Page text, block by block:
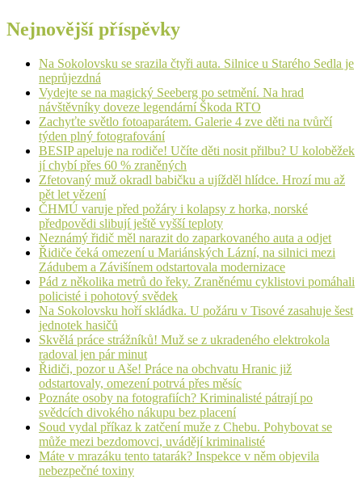
Nejnovější příspěvky
Na Sokolovsku se srazila čtyři auta. Silnice u Starého Sedla je
neprůjezdná
Vydejte se na magický Seeberg po setmění. Na hrad
návštěvníky doveze legendární Škoda RTO
Zachyťte světlo fotoaparátem. Galerie 4 zve děti na tvůrčí
týden plný fotografování
BESIP apeluje na rodiče! Učíte děti nosit přilbu? U koloběžek
jí chybí přes 60 % zraněných
Zfetovaný muž okradl babičku a ujížděl hlídce. Hrozí mu až
pět let vězení
ČHMÚ varuje před požáry i kolapsy z horka, norské
předpovědi slibují ještě vyšší teploty
Neznámý řidič měl narazit do zaparkovaného auta a odjet
Řidiče čeká omezení u Mariánských Lázní, na silnici mezi
Zádubem a Závišínem odstartovala modernizace
Pád z několika metrů do řeky. Zraněnému cyklistovi pomáhali
policisté i pohotový svědek
Na Sokolovsku hoří skládka. U požáru v Tisové zasahuje šest
jednotek hasičů
Skvělá práce strážníků! Muž se z ukradeného elektrokola
radoval jen pár minut
Řidiči, pozor u Aše! Práce na obchvatu Hranic již
odstartovaly, omezení potrvá přes měsíc
Poznáte osoby na fotografiích? Kriminalisté pátrají po
svědcích divokého nákupu bez placení
Soud vydal příkaz k zatčení muže z Chebu. Pohybovat se
může mezi bezdomovci, uvádějí kriminalisté
Máte v mrazáku tento tatarák? Inspekce v něm objevila
nebezpečné toxiny